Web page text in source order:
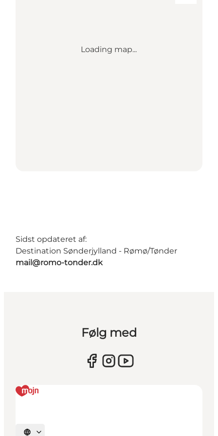
Loading map...
Sidst opdateret af:
Destination Sønderjylland - Rømø/Tønder
mail@romo-tonder.dk
Følg med